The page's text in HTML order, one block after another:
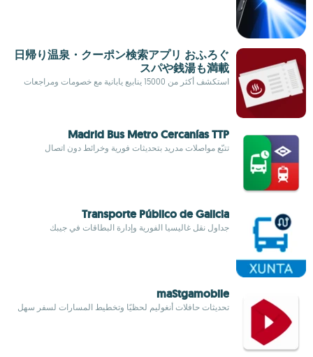
日帰り温泉・クーポン検索アプリ おふろぐ
スパや銭湯も満載
استكشف أكثر من 15000 ينابيع يابانية مع خصومات ومراجعات
Madrid Bus Metro Cercanías TTP
تتبّع مواصلات مدريد بتحديثات فورية وخرائط دون اتصال
Transporte Público de Galicia
جداول نقل غاليسيا الفورية وإدارة البطاقات في جيبك
maStgamobile
تحديثات حافلات أنغوليم لحظيًا وتخطيط المسارات لسفر سهل